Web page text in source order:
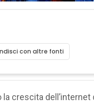
con altre fonti
crescita